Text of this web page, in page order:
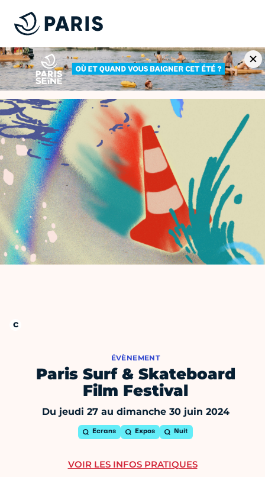
ÉVÈNEMENT
Paris Surf & Skateboard
Film Festival
Du jeudi 27 au dimanche 30 juin 2024
Ecrans Expos Nuit
VOIR LES INFOS PRATIQUES